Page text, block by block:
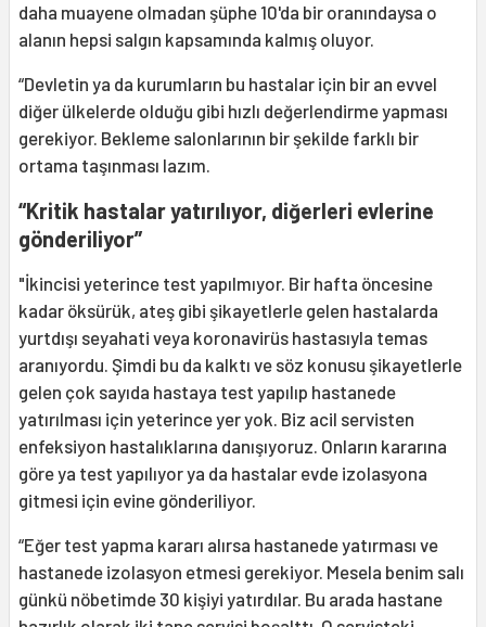
daha muayene olmadan şüphe 10'da bir oranındaysa o
alanın hepsi salgın kapsamında kalmış oluyor.
“Devletin ya da kurumların bu hastalar için bir an evvel
diğer ülkelerde olduğu gibi hızlı değerlendirme yapması
gerekiyor. Bekleme salonlarının bir şekilde farklı bir
ortama taşınması lazım.
“Kritik hastalar yatırılıyor, diğerleri evlerine
gönderiliyor”
"İkincisi yeterince test yapılmıyor. Bir hafta öncesine
kadar öksürük, ateş gibi şikayetlerle gelen hastalarda
yurtdışı seyahati veya koronavirüs hastasıyla temas
aranıyordu. Şimdi bu da kalktı ve söz konusu şikayetlerle
gelen çok sayıda hastaya test yapılıp hastanede
yatırılması için yeterince yer yok. Biz acil servisten
enfeksiyon hastalıklarına danışıyoruz. Onların kararına
göre ya test yapılıyor ya da hastalar evde izolasyona
gitmesi için evine gönderiliyor.
“Eğer test yapma kararı alırsa hastanede yatırması ve
hastanede izolasyon etmesi gerekiyor. Mesela benim salı
günkü nöbetimde 30 kişiyi yatırdılar. Bu arada hastane